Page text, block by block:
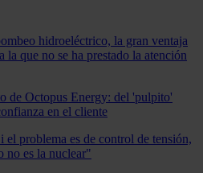
hidroeléctrico, la gran ventaja
la que no se ha prestado la atención
de Octopus Energy: del 'pulpito'
en el cliente
problema es de control de tensión,
no es la nuclear"